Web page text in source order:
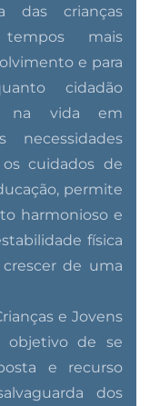
das crianças
mais
e para
cidadão
na vida em
necessidades
cuidados de
permite
harmonioso e
física
de uma
e Jovens
objetivo de se
e recurso
dos